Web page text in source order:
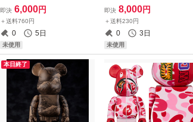
6種セット/未使用
即決 6,000円
＋送料760円
0 5日
未使用
Exclusive Lucky Cat Jackpot
100%ベアブリック/未開封
即決 8,000円
＋送料230円
0 3日
未使用
本日終了